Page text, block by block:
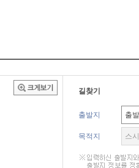
길찾기
출발지
목적지